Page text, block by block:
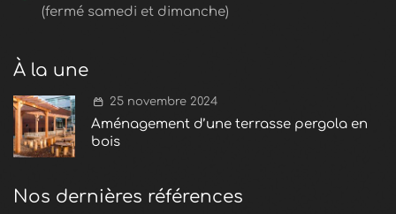
(fermé samedi et dimanche)
À la une
25 novembre 2024
Aménagement d’une terrasse pergola en
bois
Nos dernières références